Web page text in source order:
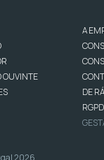
OUVINTE
A
DE
RGPD
2026